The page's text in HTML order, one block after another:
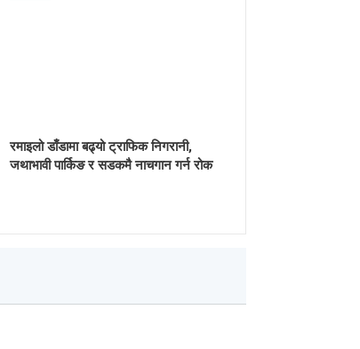
रमाइलो डाँडामा बढ्यो ट्राफिक निगरानी,
जथाभावी पार्किङ र सडकमै नाचगान गर्न रोक